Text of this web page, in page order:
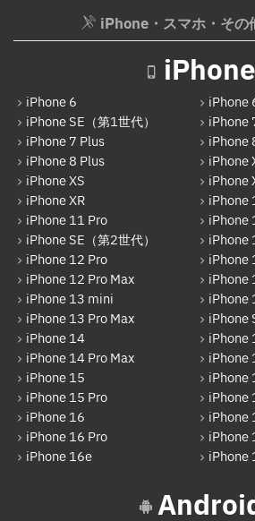
AppleWatchフロントパネル交換
Google Pixel
Xperia
Galaxy
OPPO
HUAWEI
arrows
Xiaomi
Motolora
その他Android
iPad
iPad Pro 12.9インチ（第6世代）
iPad Air（第1世代）
iPad mini（第2世代）
iPad mini（第4世代）
iPhone・スマホ・その
iPhone
iPhone 6
iPhone
iPhone SE（第1世代）
iPhone
iPhone 7 Plus
iPhone
iPhone 8 Plus
iPhone
iPhone XS
iPhone
iPhone XR
iPhone
iPhone 11 Pro
iPhone
iPhone SE（第2世代）
iPhone
iPhone 12 Pro
iPhone
iPhone 12 Pro Max
iPhone
iPhone 13 mini
iPhone
iPhone 13 Pro Max
iPhone
iPhone 14
iPhone
iPhone 14 Pro Max
iPhone
iPhone 15
iPhone
iPhone 15 Pro
iPhone
iPhone 16
iPhone
iPhone 16 Pro
iPhone
iPhone 16e
iPhone